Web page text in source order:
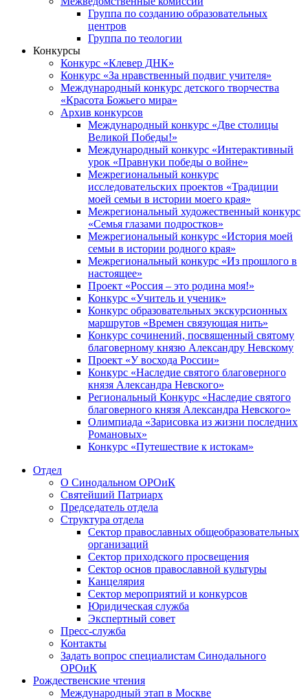
Группа по созданию образовательных
центров
Группа по теологии
Конкурсы
Конкурс «Клевер ДНК»
Конкурс «За нравственный подвиг учителя»
Международный конкурс детского творчества
«Красота Божьего мира»
Архив конкурсов
Международный конкурс «Две столицы
Великой Победы!»
Международный конкурс «Интерактивный
урок «Правнуки победы о войне»
Межрегиональный конкурс
исследовательских проектов «Традиции
моей семьи в истории моего края»
Межрегиональный художественный конкурс
«Семья глазами подростков»
Межрегиональный конкурс «История моей
семьи в истории родного края»
Межрегиональный конкурс «Из прошлого в
настоящее»
Проект «Россия – это родина моя!»
Конкурс «Учитель и ученик»
Конкурс образовательных экскурсионных
маршрутов «Времен связующая нить»
Конкурс сочинений, посвященный святому
благоверному князю Александру Невскому
Проект «У восхода России»
Конкурс «Наследие святого благоверного
князя Александра Невского»
Региональный Конкурс «Наследие святого
благоверного князя Александра Невского»
Олимпиада «Зарисовка из жизни последних
Романовых»
Конкурс «Путешествие к истокам»
Отдел
О Синодальном ОРОиК
Святейший Патриарх
Председатель отдела
Структура отдела
Сектор православных общеобразовательных
организаций
Сектор приходского просвещения
Сектор основ православной культуры
Канцелярия
Сектор мероприятий и конкурсов
Юридическая служба
Экспертный совет
Пресс-служба
Контакты
Задать вопрос специалистам Синодального
ОРОиК
Рождественские чтения
Международный этап в Москве